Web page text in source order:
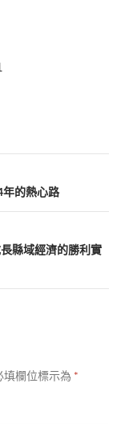
的熱心路
縣域經濟的勝利實
填欄位標示為 *